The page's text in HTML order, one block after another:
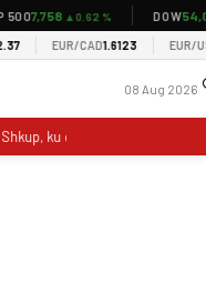
7,758▲0.62 % DOW
EUR/CAD1.6123 EUR/USD
08 Aug 2026
ku dje humbi jetën një 19